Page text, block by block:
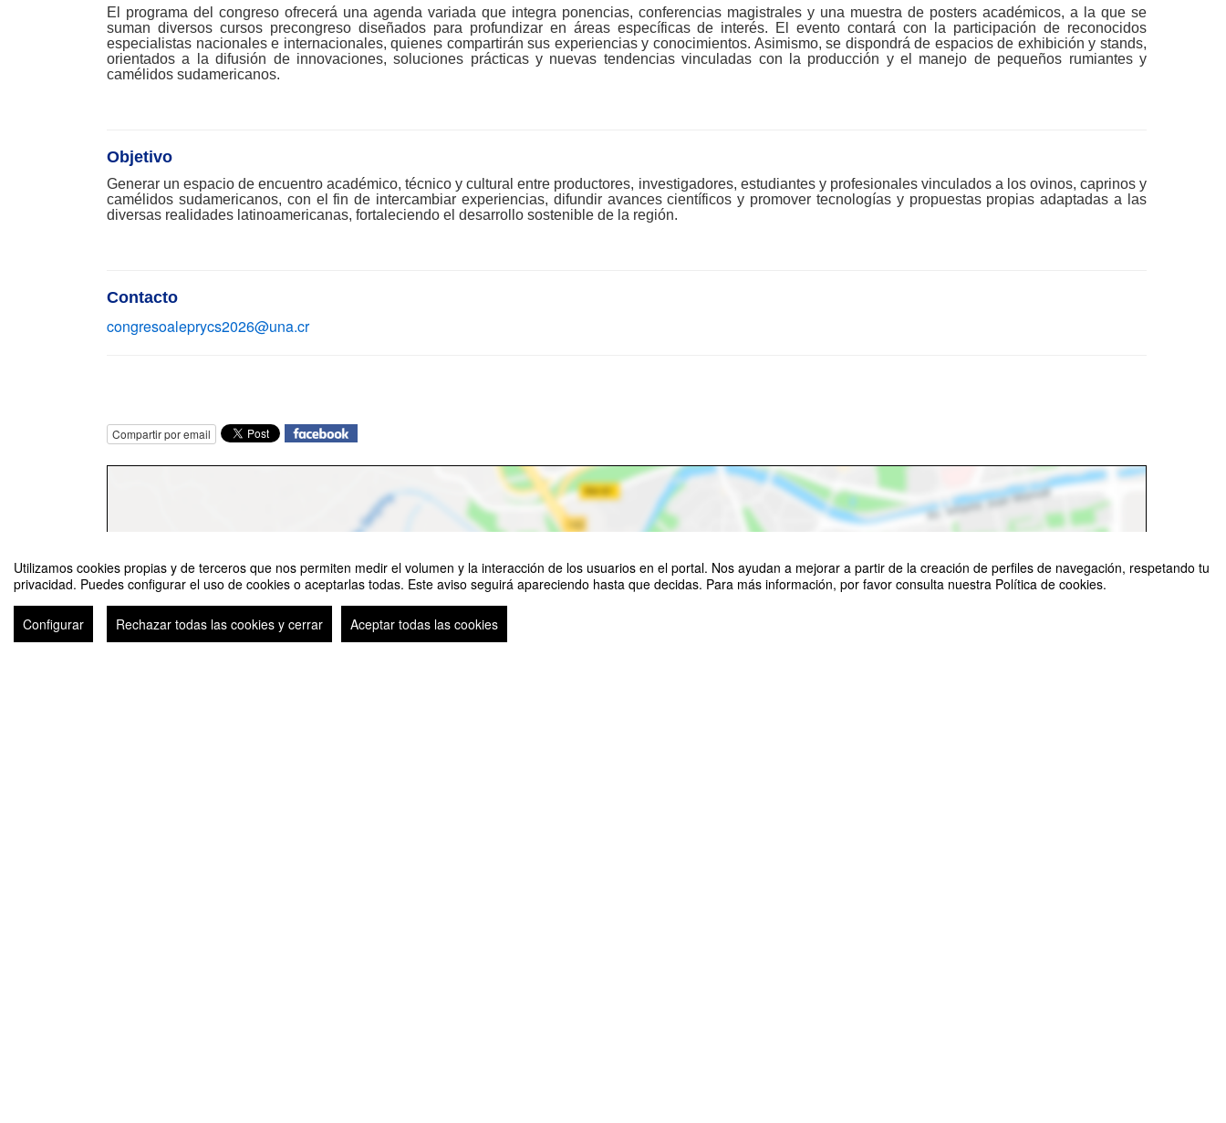
Utilizamos cookies propias y de terceros que nos permiten medir el volumen y la interacción de los usuarios en el portal. Nos ayudan a mejorar a partir de la creación de perfiles de navegación, respetando tu
privacidad. Puedes configurar el uso de cookies o aceptarlas todas. Este aviso seguirá apareciendo hasta que decidas. Para más información, por favor consulta nuestra Política de cookies.
Configurar Rechazar todas las cookies y cerrar Aceptar todas las cookies
El programa del congreso ofrecerá una agenda variada que integra ponencias, conferencias magistrales y una muestra de posters académicos, a la que se
suman diversos cursos precongreso diseñados para profundizar en áreas específicas de interés. El evento contará con la participación de reconocidos
especialistas nacionales e internacionales, quienes compartirán sus experiencias y conocimientos. Asimismo, se dispondrá de espacios de exhibición y stands,
orientados a la difusión de innovaciones, soluciones prácticas y nuevas tendencias vinculadas con la producción y el manejo de pequeños rumiantes y
camélidos sudamericanos.
Objetivo
Generar un espacio de encuentro académico, técnico y cultural entre productores, investigadores, estudiantes y profesionales vinculados a los ovinos, caprinos y
camélidos sudamericanos, con el fin de intercambiar experiencias, difundir avances científicos y promover tecnologías y propuestas propias adaptadas a las
diversas realidades latinoamericanas, fortaleciendo el desarrollo sostenible de la región.
Contacto
congresoaleprycs2026@una.cr
Compartir por email